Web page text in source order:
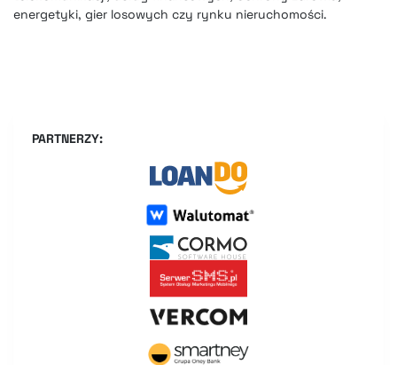
energetyki, gier losowych czy rynku nieruchomości.
PARTNERZY: